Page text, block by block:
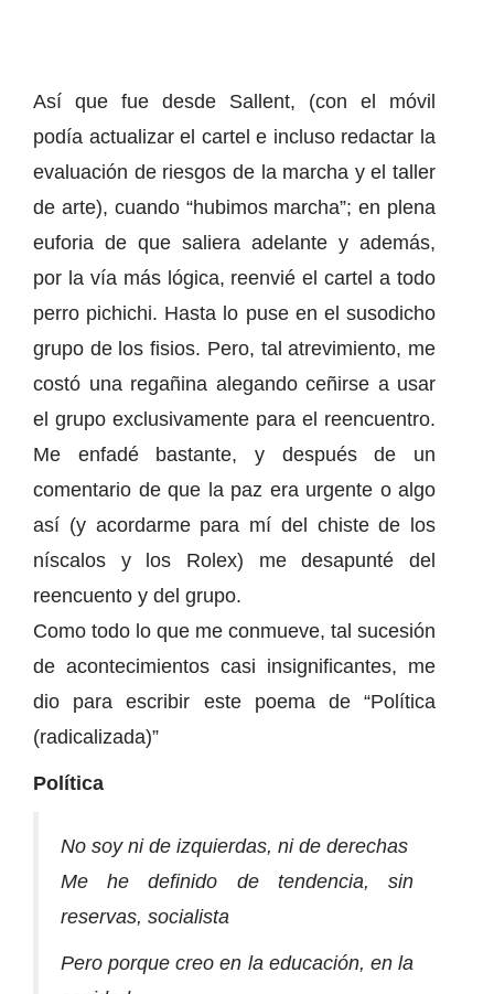
Así que fue desde Sallent, (con el móvil
podía actualizar el cartel e incluso redactar la
evaluación de riesgos de la marcha y el taller
de arte), cuando “hubimos marcha”; en plena
euforia de que saliera adelante y además,
por la vía más lógica, reenvié el cartel a todo
perro pichichi. Hasta lo puse en el susodicho
grupo de los fisios. Pero, tal atrevimiento, me
costó una regañina alegando ceñirse a usar
el grupo exclusivamente para el reencuentro.
Me enfadé bastante, y después de un
comentario de que la paz era urgente o algo
así (y acordarme para mí del chiste de los
níscalos y los Rolex) me desapunté del
reencuento y del grupo.
Como todo lo que me conmueve, tal sucesión
de acontecimientos casi insignificantes, me
dio para escribir este poema de “Política
(radicalizada)”
Política
No soy ni de izquierdas, ni de derechas
Me he definido de tendencia, sin
reservas, socialista
Pero porque creo en la educación, en la